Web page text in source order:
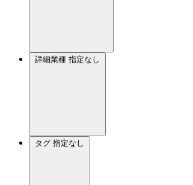
詳細業種 指定なし
タグ 指定なし